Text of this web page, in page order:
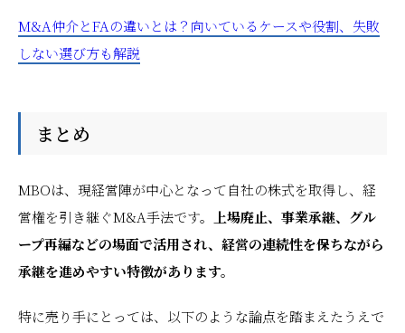
M&A仲介とFAの違いとは？向いているケースや役割、失敗
しない選び方も解説
まとめ
MBOは、現経営陣が中心となって自社の株式を取得し、経
営権を引き継ぐM&A手法です。
上場廃止、事業承継、グル
ープ再編などの場面で活用され、経営の連続性を保ちながら
承継を進めやすい特徴があります。
特に売り手にとっては、以下のような論点を踏まえたうえで